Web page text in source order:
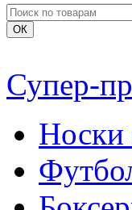
Супер-
Носки